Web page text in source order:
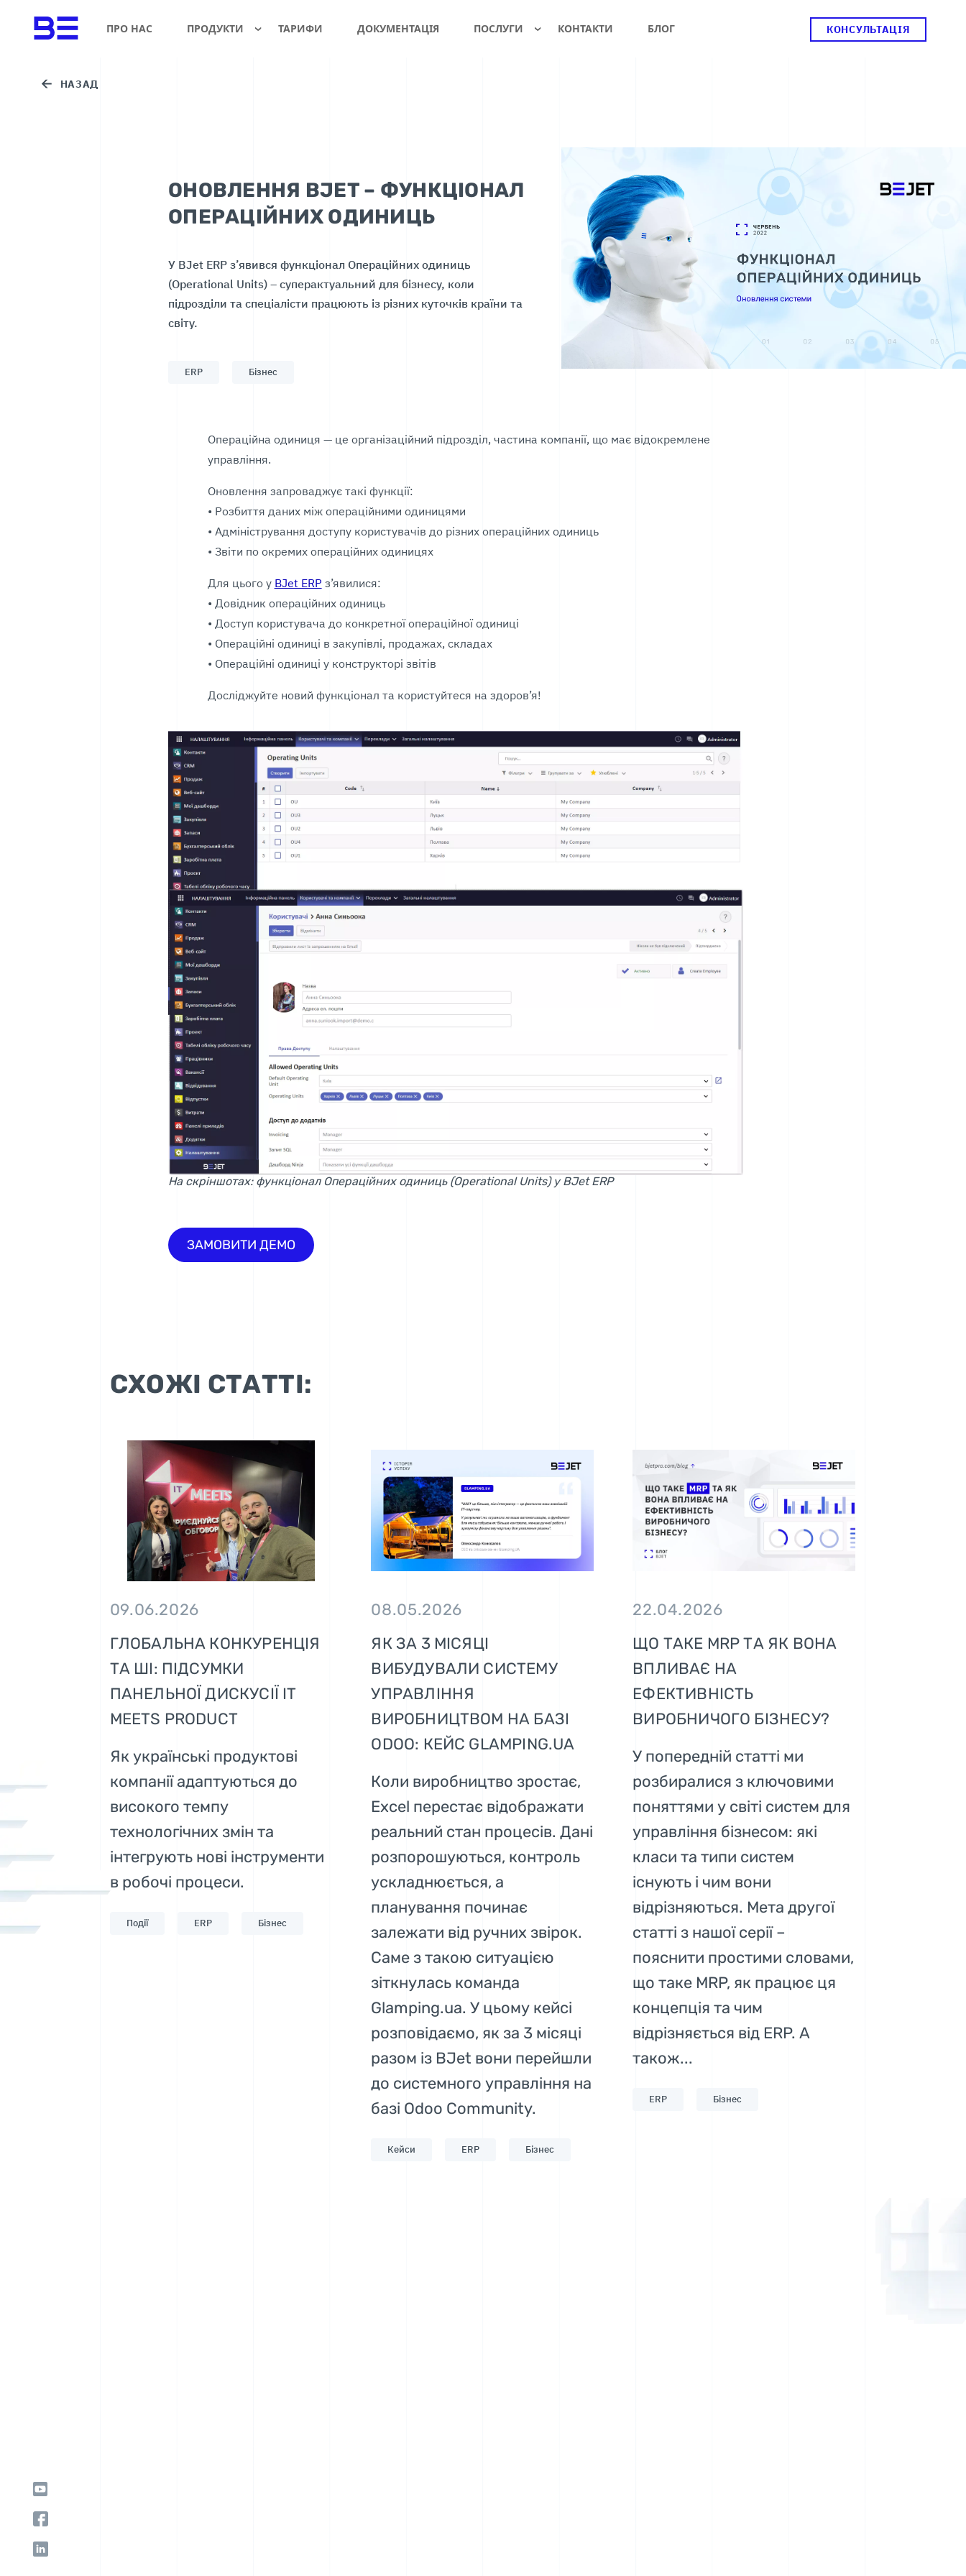
ПРО НАС ПРОДУКТИ ТАРИФИ ДОКУМЕНТАЦІЯ ПОСЛУГИ КОНТАКТИ БЛОГ КОНСУЛЬТАЦІЯ
НАЗАД
ОНОВЛЕННЯ BJET – ФУНКЦІОНАЛ
ОПЕРАЦІЙНИХ ОДИНИЦЬ
У BJet ERP з’явився функціонал Операційних одиниць
(Operational Units) – суперактуальний для бізнесу, коли
підрозділи та спеціалісти працюють із різних куточків країни та
світу.
ERP Бізнес
Операційна одиниця — це організаційний підрозділ, частина компанії, що має відокремлене
управління.
Оновлення запроваджує такі функції:
• Розбиття даних між операційними одиницями
• Адміністрування доступу користувачів до різних операційних одиниць
• Звіти по окремих операційних одиницях
Для цього у BJet ERP з’явилися:
• Довідник операційних одиниць
• Доступ користувача до конкретної операційної одиниці
• Операційні одиниці в закупівлі, продажах, складах
• Операційні одиниці у конструкторі звітів
Досліджуйте новий функціонал та користуйтеся на здоров’я!
На скріншотах: функціонал Операційних одиниць (Operational Units) у BJet ERP
ЗАМОВИТИ ДЕМО
СХОЖІ СТАТТІ:
09.06.2026
ГЛОБАЛЬНА КОНКУРЕНЦІЯ
ТА ШІ: ПІДСУМКИ
ПАНЕЛЬНОЇ ДИСКУСІЇ IT
MEETS PRODUCT
Як українські продуктові
компанії адаптуються до
високого темпу
технологічних змін та
інтегрують нові інструменти
в робочі процеси.
Події ERP Бізнес
08.05.2026
ЯК ЗА 3 МІСЯЦІ
ВИБУДУВАЛИ СИСТЕМУ
УПРАВЛІННЯ
ВИРОБНИЦТВОМ НА БАЗІ
ODOO: КЕЙС GLAMPING.UA
Коли виробництво зростає,
Excel перестає відображати
реальний стан процесів. Дані
розпорошуються, контроль
ускладнюється, а
планування починає
залежати від ручних звірок.
Саме з такою ситуацією
зіткнулась команда
Glamping.ua. У цьому кейсі
розповідаємо, як за 3 місяці
разом із BJet вони перейшли
до системного управління на
базі Odoo Community.
Кейси ERP Бізнес
22.04.2026
ЩО ТАКЕ MRP ТА ЯК ВОНА
ВПЛИВАЄ НА
ЕФЕКТИВНІСТЬ
ВИРОБНИЧОГО БІЗНЕСУ?
У попередній статті ми
розбиралися з ключовими
поняттями у світі систем для
управління бізнесом: які
класи та типи систем
існують і чим вони
відрізняються. Мета другої
статті з нашої серії –
пояснити простими словами,
що таке MRP, як працює ця
концепція та чим
відрізняється від ERP. А
також...
ERP Бізнес